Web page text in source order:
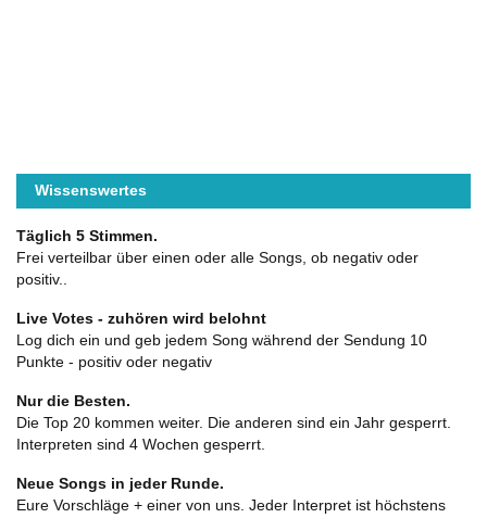
Wissenswertes
Täglich 5 Stimmen.
Frei verteilbar über einen oder alle Songs, ob negativ oder
positiv..
Live Votes - zuhören wird belohnt
Log dich ein und geb jedem Song während der Sendung 10
Punkte - positiv oder negativ
Nur die Besten.
Die Top 20 kommen weiter. Die anderen sind ein Jahr gesperrt.
Interpreten sind 4 Wochen gesperrt.
Neue Songs in jeder Runde.
Eure Vorschläge + einer von uns. Jeder Interpret ist höchstens